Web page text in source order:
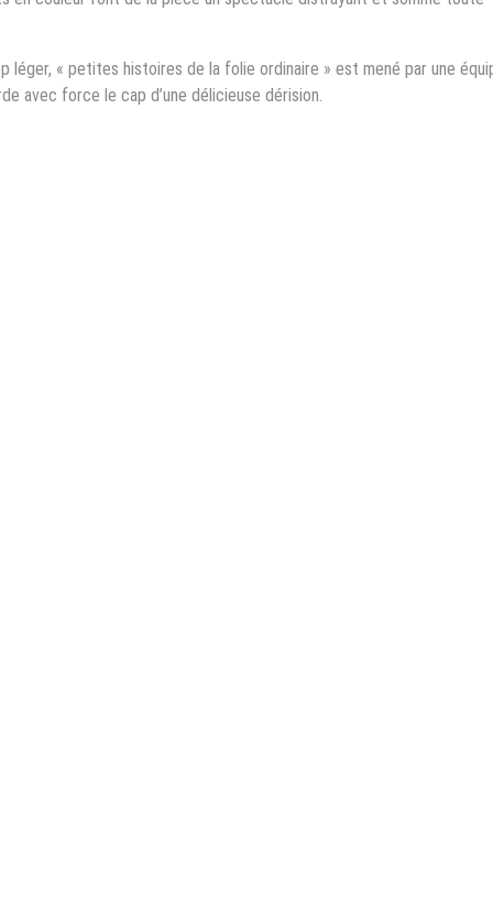
léger, « petites histoires de la folie ordinaire » est mené par une
avec force le cap d’une délicieuse dérision.